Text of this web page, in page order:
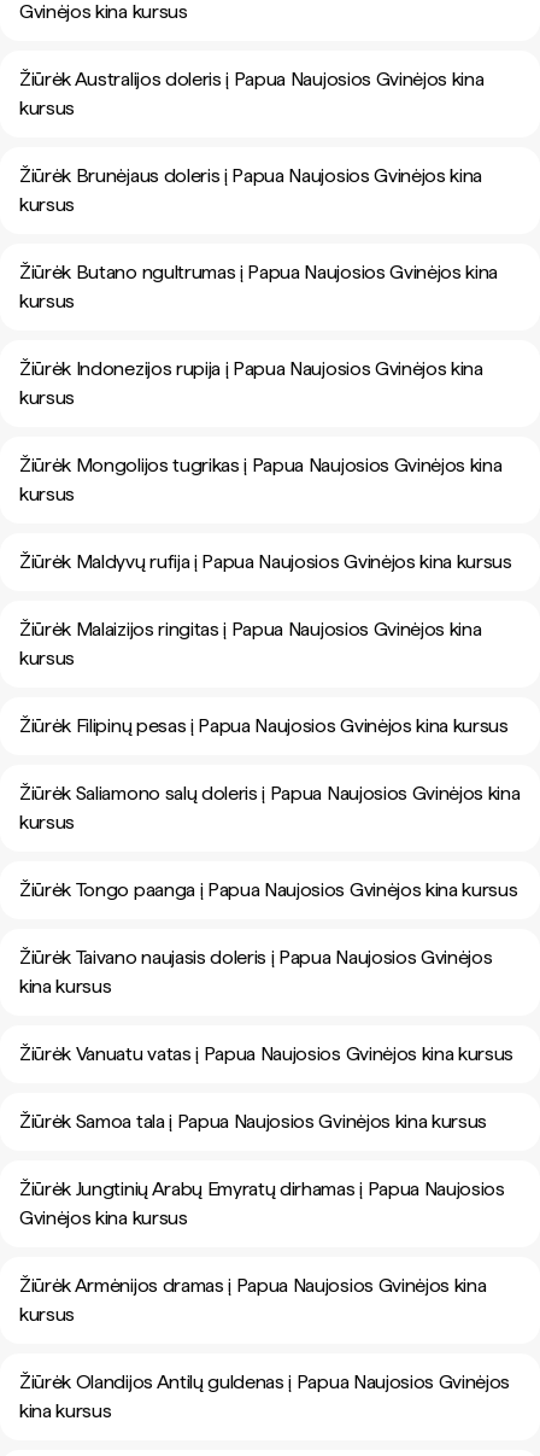
Gvinėjos kina kursus
Žiūrėk Australijos doleris į Papua Naujosios Gvinėjos kina
kursus
Žiūrėk Brunėjaus doleris į Papua Naujosios Gvinėjos kina
kursus
Žiūrėk Butano ngultrumas į Papua Naujosios Gvinėjos kina
kursus
Žiūrėk Indonezijos rupija į Papua Naujosios Gvinėjos kina
kursus
Žiūrėk Mongolijos tugrikas į Papua Naujosios Gvinėjos kina
kursus
Žiūrėk Maldyvų rufija į Papua Naujosios Gvinėjos kina kursus
Žiūrėk Malaizijos ringitas į Papua Naujosios Gvinėjos kina
kursus
Žiūrėk Filipinų pesas į Papua Naujosios Gvinėjos kina kursus
Žiūrėk Saliamono salų doleris į Papua Naujosios Gvinėjos kina
kursus
Žiūrėk Tongo paanga į Papua Naujosios Gvinėjos kina kursus
Žiūrėk Taivano naujasis doleris į Papua Naujosios Gvinėjos
kina kursus
Žiūrėk Vanuatu vatas į Papua Naujosios Gvinėjos kina kursus
Žiūrėk Samoa tala į Papua Naujosios Gvinėjos kina kursus
Žiūrėk Jungtinių Arabų Emyratų dirhamas į Papua Naujosios
Gvinėjos kina kursus
Žiūrėk Armėnijos dramas į Papua Naujosios Gvinėjos kina
kursus
Žiūrėk Olandijos Antilų guldenas į Papua Naujosios Gvinėjos
kina kursus